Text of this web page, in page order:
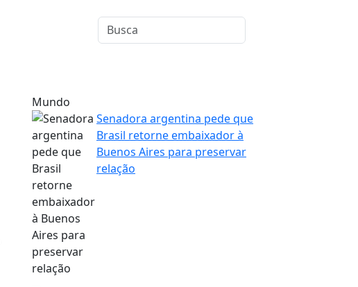
Mundo
Senadora argentina pede que
Brasil retorne embaixador à
Buenos Aires para preservar
relação